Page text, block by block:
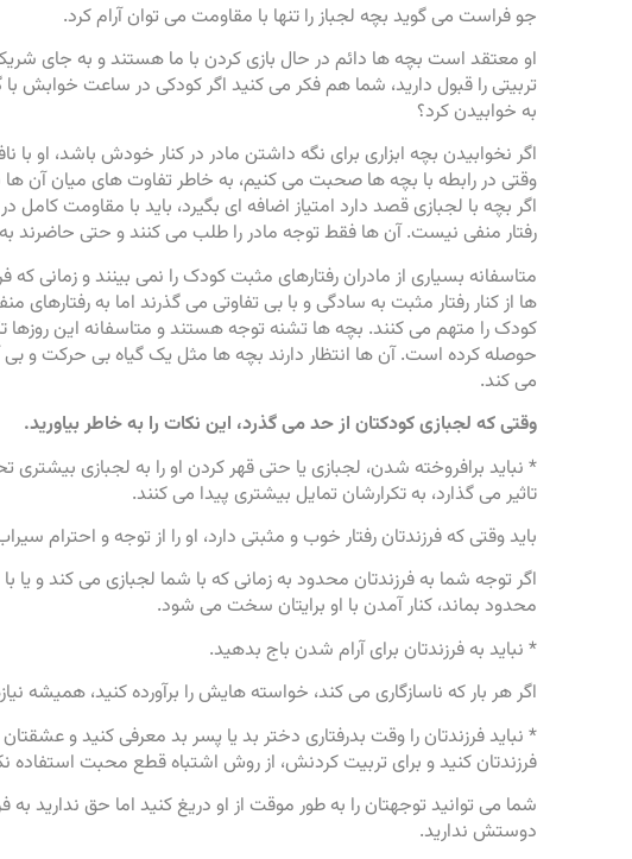
جو فراست می گوید بچه لجباز را تنها با مقاومت می توان آرام کرد.
او معتقد است بچه ها دائم در حال بازی کردن با ما هستند و به جای
تربیتی را قبول دارید، شما هم فکر می کنید اگر کودکی در ساعت خوابش با
به خوابیدن کرد؟
اگر نخوابیدن بچه ابزاری برای نگه داشتن مادر در کنار خودش باشد، او
وقتی در رابطه با بچه ها صحبت می کنیم، به خاطر تفاوت های میان آن
اگر بچه با لجبازی قصد دارد امتیاز اضافه ای بگیرد، باید با مقاومت
رفتار منفی نیست. آن ها فقط توجه مادر را طلب می کنند و حتی
متاسفانه بسیاری از مادران رفتارهای مثبت کودک را نمی بینند و زمانی
ها از کنار رفتار مثبت به سادگی و با بی تفاوتی می گذرند اما به
کودک را متهم می کنند. بچه ها تشنه توجه هستند و متاسفانه این روزها
حوصله کرده است. آن ها انتظار دارند بچه ها مثل یک گیاه بی حرکت و بی
می کند.
وقتی که لجبازی کودکتان از حد می گذرد، این نکات را به خاطر بیاورید.
* نباید برافروخته شدن، لجبازی یا حتی قهر کردن او را به لجبازی
تاثیر می گذارد، به تکرارشان تمایل بیشتری پیدا می کنند.
باید وقتی که فرزندتان رفتار خوب و مثبتی دارد، او را از توجه و احترام
اگر توجه شما به فرزندتان محدود به زمانی که با شما لجبازی می کند و
محدود بماند، کنار آمدن با او برایتان سخت می شود.
* نباید به فرزندتان برای آرام شدن باج بدهید.
اگر هر بار که ناسازگاری می کند، خواسته هایش را برآورده کنید، همیشه
* نباید فرزندتان را وقت بدرفتاری دختر بد یا پسر بد معرفی کنید و
فرزندتان کنید و برای تربیت کردنش، از روش اشتباه قطع محبت استفاده
شما می توانید توجهتان را به طور موقت از او دریغ کنید اما حق ندارید به
دوستش ندارید.